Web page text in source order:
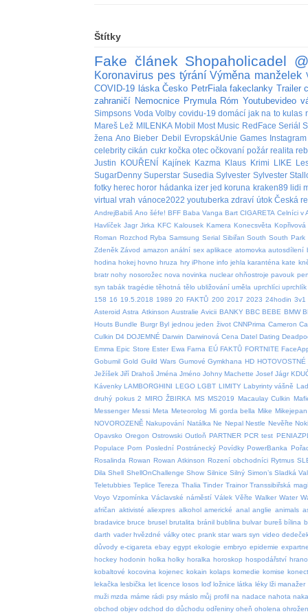
Štítky
Fake článek Shopaholicadel
Koronavirus pes týrání Výměna manželek
COVID-19 láska Česko PetrFiala fakeclanky Trailer
zahraničí Nemocnice Prymula Róm Youtubevideo
Simpsons Voda Volby covidu-19 domácí jak na to kulas
Mareš Lež MILENKA Mobil Most Music RedFace Seriál
žena Ano Bieber Debil EvropskáUnie Games Instagram
celebrity cikán cukr kočka otec očkovaní požár realita
Justin
KOUŘENÍ Kajínek Kazma Klaus Krimi LIKE
SugarDenny Superstar Susedia Sylvester Sylvester
fotky herec horor hádanka izer jed koruna kraken89 lidi
virtual vrah vánoce2022 youtuberka zdraví útok Česká
AndrejBabiš Ano šéfe! BFF Baba Vanga Bart CIGARETA Celníci v
Havlíček Jagr Jirka KFC Kalousek Kamera Konecsvěta Kopřivová
Roman Rozchod Ryba Samsung Serial Sibiřan South South Park
Zdeněk Závod amazon anální sex aplikace atomovka autosdílení
hodina hokej hovno hruza hry iPhone info jehla karanténa kate
bratr nohy nosorožec nova novinka nuclear ohňostroje pavouk
syn tabák tragédie těhotná tělo ubližování uměla uprchlíci uprchlík
158 16 19.5.2018 1989 20 FAKTŮ 200 2017 2023 24hodin 3v1
Asteroid Astra Atkinson Australie Avicii BANKY BBC BEBE BMW
Houts Bundle Burgr Byl jednou jeden život CNNPrima Cameron
Culkin D4 DOJEMNÉ Darwin Darwinová Cena Datel Dating
Emma Epic Store Ester Ewa Farna EÚ FAKTŮ FORTNITE
Gobumil Gold Guild Wars Gumové Gymkhana HD HOTOVOSTNÉ
Ježíšek Jiří Drahoš Jména Jméno Johny Machette Josef Jágr
Kávenky LAMBORGHINI LEGO LGBT LIMITY Labyrinty vášně
druhý pokus 2 MIRO ŽBIRKA MS MS2019 Macaulay Culkin
Messenger Messi Meta Meteorolog Mi gorda bella Mike Mikejepan
NOVOROZENĚ Nakupování Natálka Ne Nepal Nestle Nevěřte
Opavsko Oregon Ostrowski Outloň PARTNER PCR test
Populace Porn Poslední Postránecký Povídky PowerBanka
Rosalinda Rowan Rowan Atkinson Rození obchodníci Rytmus
Dila Shell ShellOnChallenge Show Silnice Silný Simon’s Sladká
Teletubbies Teplice Tereza Thalia Tinder Trainor Transsibiřská
Voyo Vzpomínka Václavské náměstí Válek Věřte Walker Water
afričan aktivisté aliexpres alkohol americké anal anglie animals
bradavice bruce brusel brutalita bránil bublina bulvar bureš bílina
darth vader hvězdné války otec prank star wars syn video
důvody e-cigareta ebay egypt ekologie embryo epidemie
hockey hodonin holka holky horalka horoskop hospodářství
kobaltové kocovina kojenec kokain kolaps komedie komise
lekačka lesbička let licence losos loď ložnice látka léky lži manažer
muži mzda máme rádi psy máslo můj profil na nadace nahota
obchod objev odchod do důchodu odřeniny oheň oholena